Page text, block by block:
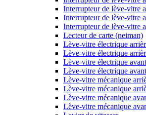
Interrupteur de lève-vitre
Interrupteur de lève-vitre
Interrupteur de lève-vitre
Lecteur de carte (neiman)
Lève-vitre électrique
Lève-vitre électrique
Lève-vitre électrique
Lève-vitre électrique
Lève-vitre mécanique
Lève-vitre mécanique
Lève-vitre mécanique
Lève-vitre mécanique